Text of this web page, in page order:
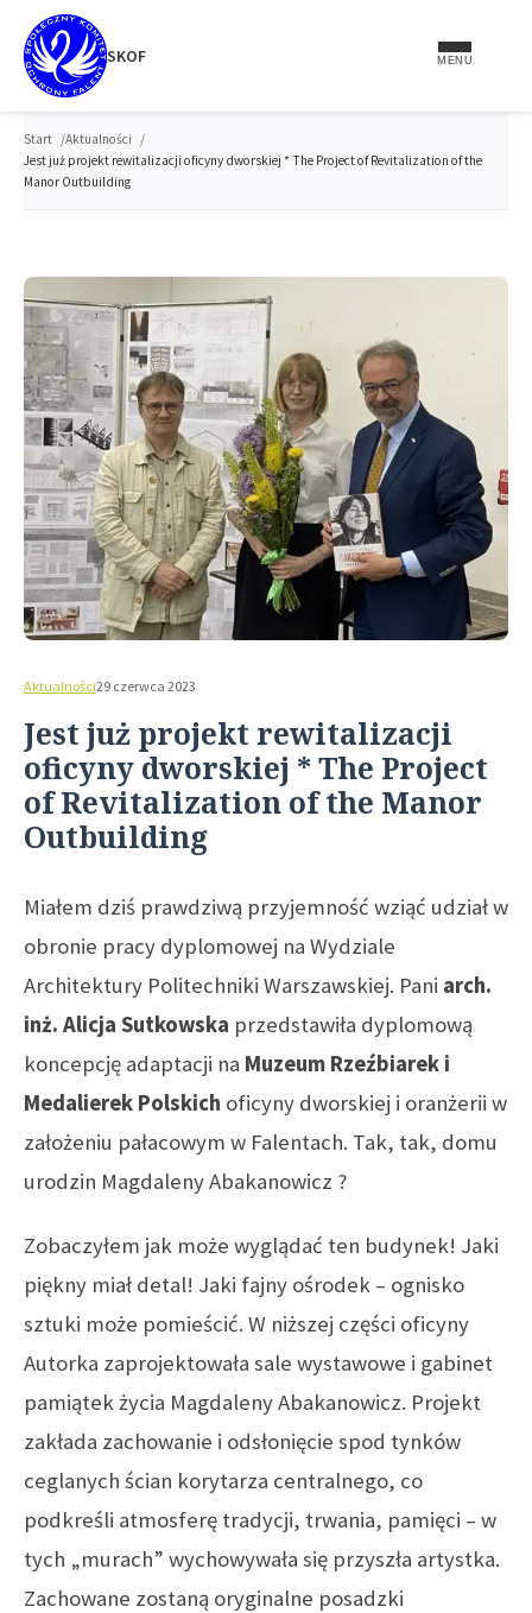
treści
SKOF
MENU
Start
Aktualności
Jest już projekt rewitalizacji oficyny dworskiej * The Project of Revitalization of the
Manor Outbuilding
Aktualności29 czerwca 2023
Jest już projekt rewitalizacji
oficyny dworskiej * The Project
of Revitalization of the Manor
Outbuilding
Miałem dziś prawdziwą przyjemność wziąć udział w
obronie pracy dyplomowej na Wydziale
Architektury Politechniki Warszawskiej. Pani arch.
inż. Alicja Sutkowska przedstawiła dyplomową
koncepcję adaptacji na Muzeum Rzeźbiarek i
Medalierek Polskich oficyny dworskiej i oranżerii w
założeniu pałacowym w Falentach. Tak, tak, domu
urodzin Magdaleny Abakanowicz ?
Zobaczyłem jak może wyglądać ten budynek! Jaki
piękny miał detal! Jaki fajny ośrodek – ognisko
sztuki może pomieścić. W niższej części oficyny
Autorka zaprojektowała sale wystawowe i gabinet
pamiątek życia Magdaleny Abakanowicz. Projekt
zakłada zachowanie i odsłonięcie spod tynków
ceglanych ścian korytarza centralnego, co
podkreśli atmosferę tradycji, trwania, pamięci – w
tych „murach” wychowywała się przyszła artystka.
Zachowane zostaną oryginalne posadzki